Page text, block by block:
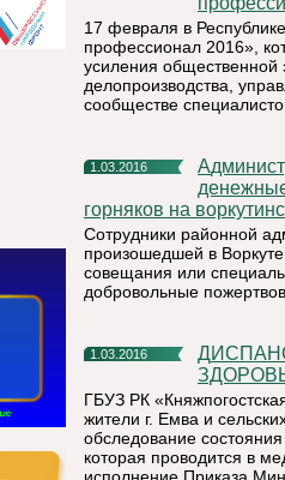
17 февраля в
профессионал 2016»,
усиления общественной
делопроизводства,
сообществе
1.03.2016
Администрация МР «Княжпогостский» начала перечислять
горняков на
Сотрудники районной
произошедшей в
совещания или
добровольные
1.03.2016
ДИСПАНСЕРИЗАЦИЯ-2016: ПРОВЕРЬТЕ СВОЕ
ГБУЗ РК
жители г. Емва и
обследование
которая проводится в